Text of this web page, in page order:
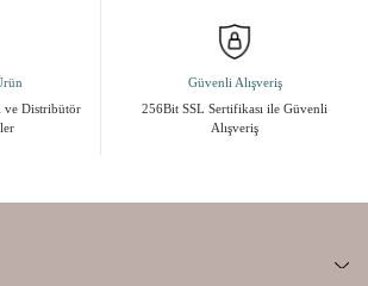
ve Distribütör
Güvenli Alışveriş
256Bit SSL Sertifikası ile Güvenli
Alışveriş